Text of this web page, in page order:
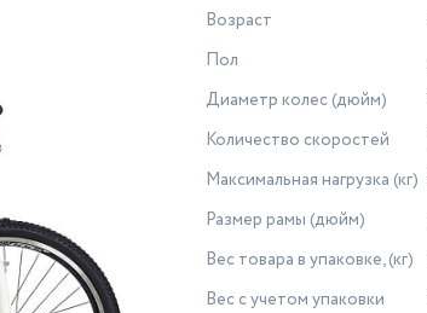
Возраст
Пол
Диаметр колес (дюйм)
Количество скоростей
Максимальная нагрузка (кг)
Размер рамы (дюйм)
Вес товара в упаковке, (кг)
Вес с учетом упаковки